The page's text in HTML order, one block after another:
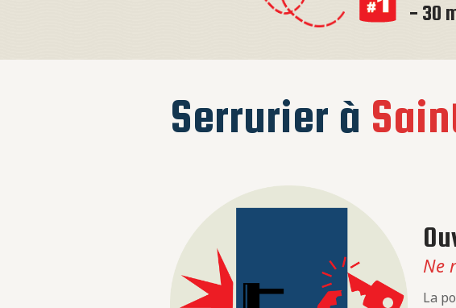
- 30
Serrurier à
Ne
La